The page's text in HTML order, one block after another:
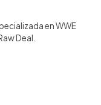
en WWE
Deal.